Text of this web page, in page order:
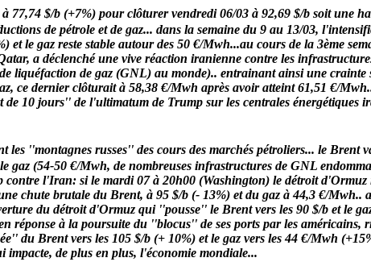
$/b (+7%) pour clôturer vendredi 06/03 à 92,69 $/b soit une
de pétrole et de gaz... dans la semaine du 9 au 13/03,
le gaz reste stable autour des 50 €/Mwh...au cours de la 3ème
a déclenché une vive réaction iranienne contre les
liquéfaction de gaz (GNL) au monde).. entrainant ainsi une crainte
ce dernier clôturait à 58,38 €/Mwh après avoir atteint 61,51 €/
de 10 jours'' de l'ultimatum de Trump sur les centrales énergétiques
''montagnes russes'' des cours des marchés pétroliers... le Brent
(54-50 €/Mwh, de nombreuses infrastructures de GNL
l'Iran: si le mardi 07 à 20h00 (Washington) le détroit
chute brutale du Brent, à 95 $/b (- 13%) et du gaz à 44,3 €/Mwh..
du détroit d'Ormuz qui ''pousse'' le Brent vers les 90 $/b et le
à la poursuite du ''blocus'' de ses ports par les américains,
du Brent vers les 105 $/b (+ 10%) et le gaz vers les 44 €/Mwh
de plus en plus, l'économie mondiale...